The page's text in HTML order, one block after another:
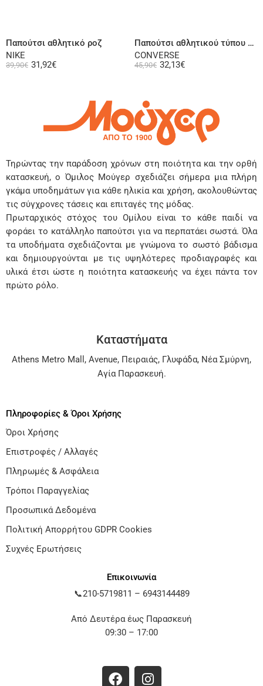
Παπούτσι αθλητικό ροζ
NIKE
39,90€ 31,92€
Παπούτσι αθλητικού τύπου μαύρο
CONVERSE
45,90€ 32,13€
Τηρώντας την παράδοση χρόνων στη ποιότητα και την ορθή
κατασκευή, ο Όμιλος Μούγερ σχεδιάζει σήμερα μια πλήρη
γκάμα υποδημάτων για κάθε ηλικία και χρήση, ακολουθώντας
τις σύγχρονες τάσεις και επιταγές της μόδας.
Πρωταρχικός στόχος του Ομίλου είναι το κάθε παιδί να
φοράει το κατάλληλο παπούτσι για να περπατάει σωστά. Όλα
τα υποδήματα σχεδιάζονται με γνώμονα το σωστό βάδισμα
και δημιουργούνται με τις υψηλότερες προδιαγραφές και
υλικά έτσι ώστε η ποιότητα κατασκευής να έχει πάντα τον
πρώτο ρόλο.
Καταστήματα
Athens Metro Mall , Avenue, Πειραιάς, Γλυφάδα, Νέα Σμύρνη,
Αγία Παρασκευή.
Πληροφορίες & Όροι Χρήσης
Όροι Χρήσης
Επιστροφές / Αλλαγές
Πληρωμές & Ασφάλεια
Τρόποι Παραγγελίας
Προσωπικά Δεδομένα
Πολιτική Απορρήτου GDPR Cookies
Συχνές Ερωτήσεις
Επικοινωνία
📞210-5719811 – 6943144489
Από Δευτέρα έως Παρασκευή
09:30 – 17:00